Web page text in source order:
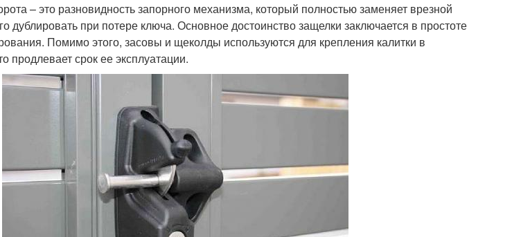
– это разновидность запорного механизма, который полностью заменяет врезной
дублировать при потере ключа. Основное достоинство защелки заключается в простоте
Помимо этого, засовы и щеколды используются для крепления калитки в
продлевает срок ее эксплуатации.